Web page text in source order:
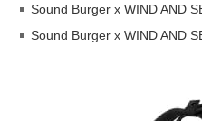
Sound Burger x WIND AND
Sound Burger x WIND AND